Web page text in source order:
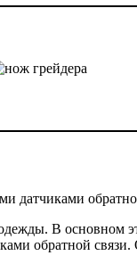
датчиками
В основном
обратной